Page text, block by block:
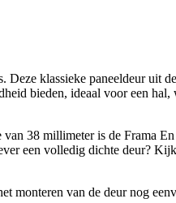
klassieke paneeldeur uit
bieden, ideaal voor een
38 millimeter is de Frama
een volledig dichte deur?
monteren van de deur nog